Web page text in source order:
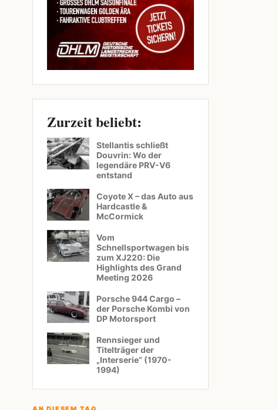
Zurzeit beliebt:
Stellantis schließt
Douvrin: Wo der
legendäre PRV-V6
entstand
Coyote X – das Auto aus
Hardcastle &
McCormick
Vom
Schnellsportwagen bis
zum XJ220: Die
Highlights des Grand
Meeting 2026
Porsche 944 Cargo –
der Porsche Kombi von
DP Motorsport
Rennsieger und
Titelträger der
„Interserie“ (1970-
1994)